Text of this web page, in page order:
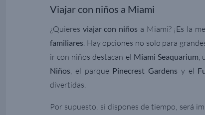
Viajar con niños a Miami
¿Quieres viajar con niños a Miami? ¡Es la
familiares. Hay opciones no solo para
ir con niños destacan el Miami Seaquarium,
Niños, el parque Pinecrest Gardens y el
divertidas.
Por supuesto, si dispones de tiempo, será